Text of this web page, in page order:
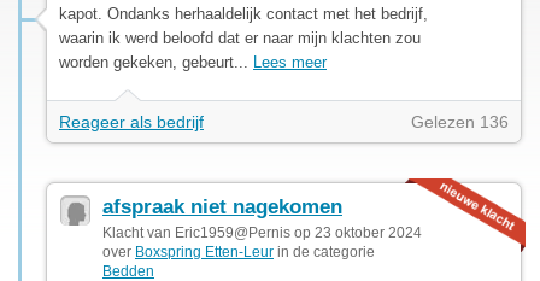
kapot. Ondanks herhaaldelijk contact met het bedrijf,
waarin ik werd beloofd dat er naar mijn klachten zou
worden gekeken, gebeurt... Lees meer
Reageer als bedrijf Gelezen 136
afspraak niet nagekomen
Klacht van Eric1959@Pernis op 23 oktober 2024
over Boxspring Etten-Leur in de categorie
Bedden